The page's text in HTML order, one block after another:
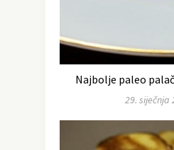
Najbolje paleo
29. siječnja